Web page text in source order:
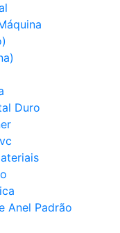
Duro
Anel Padrão